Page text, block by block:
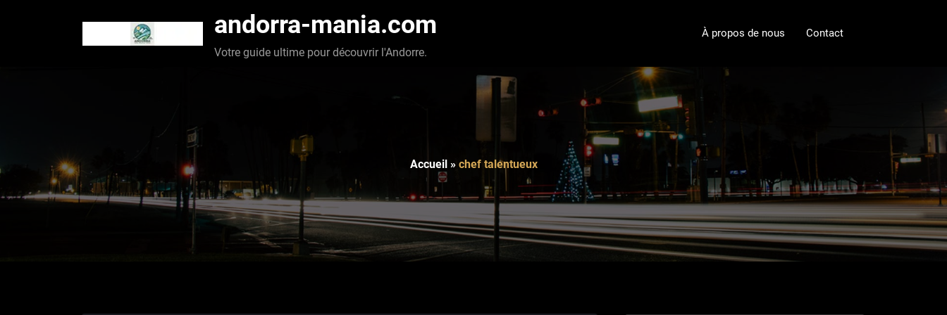
andorra-mania.com
Votre guide ultime pour découvrir l'Andorre.
À propos de nous Contact
Accueil» chef talentueux